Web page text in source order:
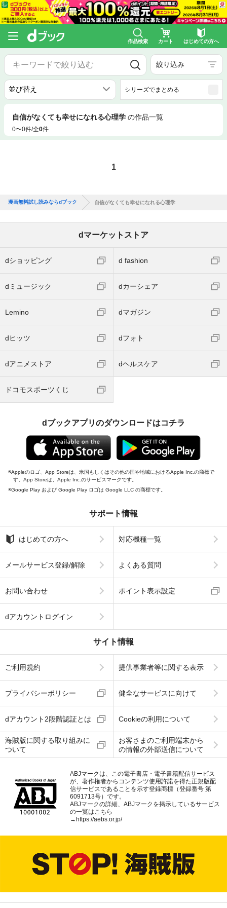
作品検索 カート はじめての方へ
絞り込み
シリーズでまとめる
自信がなくても幸せになれる心理学 の作品一覧
0〜0件/全0件
1
漫画無料試し読みならdブック 自信がなくても幸せになれる心理学
dマーケットストア
dショッピング d fashion
dミュージック dカーシェア
Lemino dマガジン
dヒッツ dフォト
dアニメストア dヘルスケア
ドコモスポーツくじ
dブックアプリのダウンロードはコチラ
Appleのロゴ、App Storeは、米国もしくはその他の国や地域におけるApple Inc.の商標で
す。App Storeは、Apple Inc.のサービスマークです。
Google Play および Google Play ロゴは Google LLC の商標です。
サポート情報
はじめての方へ 対応機種一覧
メールサービス登録/解除 よくある質問
お問い合わせ ポイント表示設定
dアカウントログイン
サイト情報
ご利用規約 提供事業者等に関する表示
プライバシーポリシー 健全なサービスに向けて
dアカウント2段階認証とは Cookieの利用について
海賊版に関する取り組みに
ついて
お客さまのご利用端末から
の情報の外部送信について
ABJマークは、この電子書店・電子書籍配信サービス
が、著作権者からコンテンツ使用許諾を得た正規版配
信サービスであることを示す登録商標（登録番号 第
6091713号）です。
ABJマークの詳細、ABJマークを掲示しているサービス
の一覧はこちら
→https://aebs.or.jp/